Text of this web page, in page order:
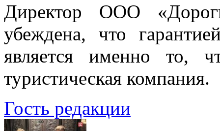
Директор ООО
убеждена, что
является именно то,
туристическая компания.
Гость редакции